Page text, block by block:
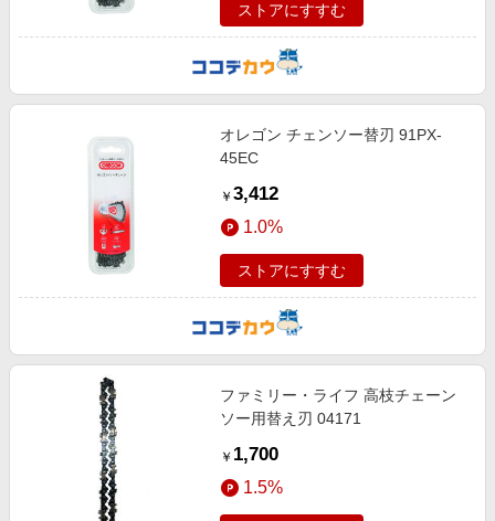
ストアにすすむ
オレゴン チェンソー替刃 91PX-
45EC
￥ 3,412
1.0%
ストアにすすむ
ファミリー・ライフ 高枝チェーン
ソー用替え刃 04171
￥ 1,700
1.5%